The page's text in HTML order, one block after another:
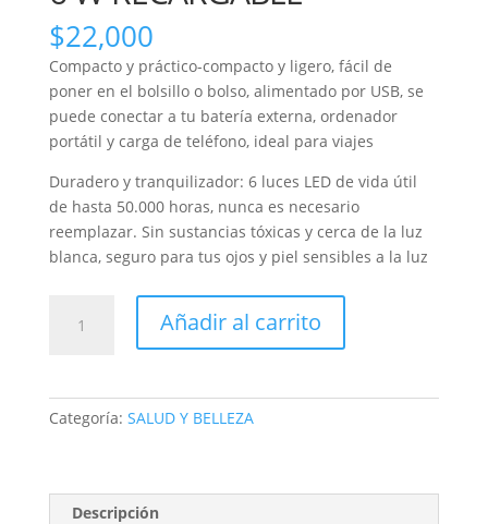
$22,000
Compacto y práctico-compacto y ligero, fácil de
poner en el bolsillo o bolso, alimentado por USB, se
puede conectar a tu batería externa, ordenador
portátil y carga de teléfono, ideal para viajes
Duradero y tranquilizador: 6 luces LED de vida útil
de hasta 50.000 horas, nunca es necesario
reemplazar. Sin sustancias tóxicas y cerca de la luz
blanca, seguro para tus ojos y piel sensibles a la luz
UÑAS
Añadir al carrito
Categoría: SALUD Y BELLEZA
Descripción